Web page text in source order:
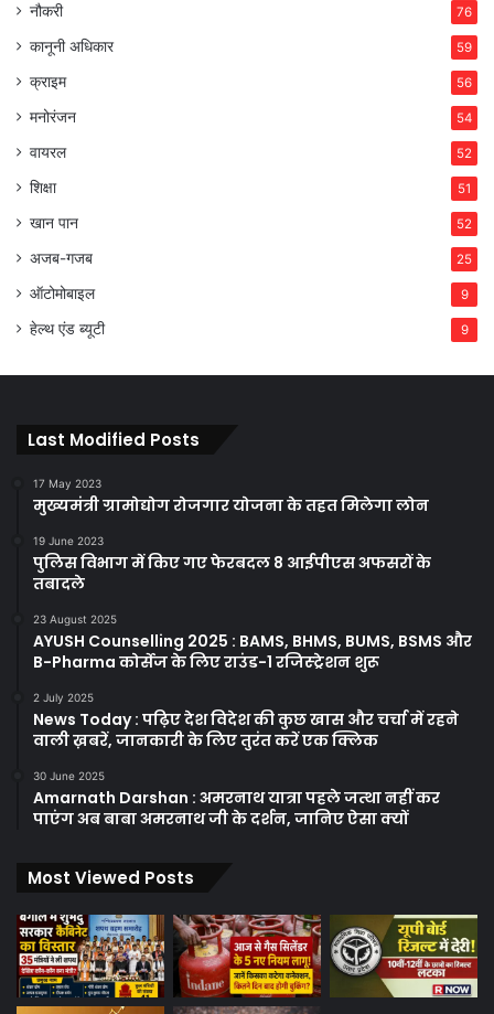
नौकरी 76
कानूनी अधिकार 59
क्राइम 56
मनोरंजन 54
वायरल 52
शिक्षा 51
खान पान 52
अजब-गजब 25
ऑटोमोबाइल 9
हेल्थ एंड ब्यूटी 9
Last Modified Posts
17 May 2023
मुख्यमंत्री ग्रामोद्योग रोजगार योजना के तहत मिलेगा लोन
19 June 2023
पुलिस विभाग में किए गए फेरबदल 8 आईपीएस अफसरों के
तबादले
23 August 2025
AYUSH Counselling 2025 : BAMS, BHMS, BUMS, BSMS और
B-Pharma कोर्सेज के लिए राउंड-1 रजिस्ट्रेशन शुरू
2 July 2025
News Today : पढ़िए देश विदेश की कुछ खास और चर्चा में रहने
वाली ख़बरें, जानकारी के लिए तुरंत करें एक क्लिक
30 June 2025
Amarnath Darshan : अमरनाथ यात्रा पहले जत्था नहीं कर
पाएंग अब बाबा अमरनाथ जी के दर्शन, जानिए ऐसा क्यों
Most Viewed Posts